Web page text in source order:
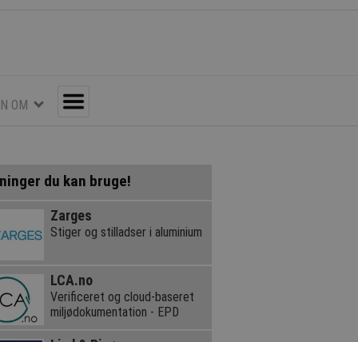
OM
du kan bruge!
Zarges
Stiger og stilladser i aluminium
LCA.no
Verificeret og cloud-baseret
miljødokumentation - EPD